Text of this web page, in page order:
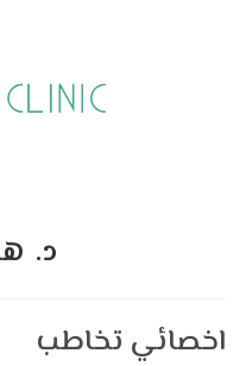
د.
اخصائي تخاطب